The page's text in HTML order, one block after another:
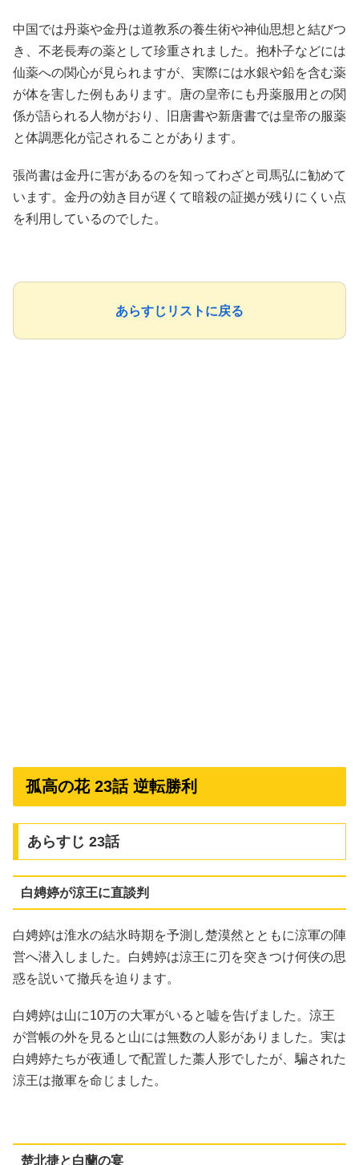
中国では丹薬や金丹は道教系の養生術や神仙思想と結びつ
き、不老長寿の薬として珍重されました。抱朴子などには
仙薬への関心が見られますが、実際には水銀や鉛を含む薬
が体を害した例もあります。唐の皇帝にも丹薬服用との関
係が語られる人物がおり、旧唐書や新唐書では皇帝の服薬
と体調悪化が記されることがあります。
張尚書は金丹に害があるのを知ってわざと司馬弘に勧めて
います。金丹の効き目が遅くて暗殺の証拠が残りにくい点
を利用しているのでした。
あらすじリストに戻る
孤高の花 23話 逆転勝利
あらすじ 23話
白娉婷が涼王に直談判
白娉婷は淮水の結氷時期を予測し楚漠然とともに涼軍の陣
営へ潜入しました。白娉婷は涼王に刃を突きつけ何侠の思
惑を説いて撤兵を迫ります。
白娉婷は山に10万の大軍がいると嘘を告げました。涼王
が営帳の外を見ると山には無数の人影がありました。実は
白娉婷たちが夜通しで配置した藁人形でしたが、騙された
涼王は撤軍を命じました。
楚北捷と白蘭の宴